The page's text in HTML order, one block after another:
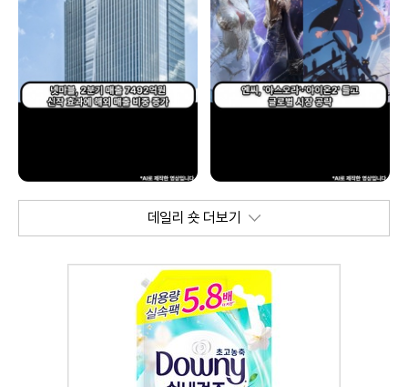
데일리 숏 더보기